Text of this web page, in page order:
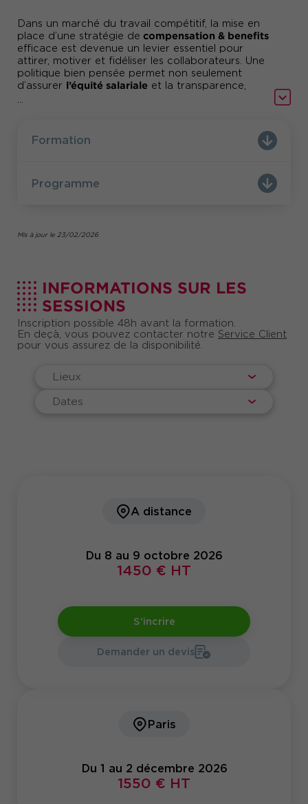
Dans un marché du travail compétitif, la mise en
place d’une stratégie de compensation & benefits
efficace est devenue un levier essentiel pour
attirer, motiver et fidéliser les collaborateurs. Une
politique bien pensée permet non seulement
d’assurer l’équité salariale et la transparence,
Animée par des experts RH et C&B, la formation
alterne apports théoriques, cas pratiques et
et immédiatement applicable
pour construire une politique de rémunération et
Au-delà des aspects financiers, la politique
Compensation & Benefits jouent aujourd’hui un
rôle clé dans la gouvernance RH : ils évaluent les
coûts, optimisent les avantages, accompagnent
la mobilité et participent à la performance
économique de l’organisation.
...
Formation
Programme
Mis à jour le 23/02/2026
INFORMATIONS SUR LES
SESSIONS
Inscription possible 48h avant la formation.
En deçà, vous pouvez contacter notre Service Client
pour vous assurez de la disponibilité.
Lieux
Dates
A distance
Du 8 au 9 octobre 2026
1450 € HT
S'incrire
Demander un devis
Paris
Du 1 au 2 décembre 2026
1550 € HT